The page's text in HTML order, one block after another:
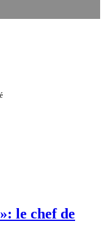
le chef de